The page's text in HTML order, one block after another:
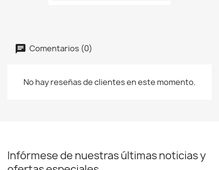
Comentarios (0)
No hay reseñas de clientes en este momento.
Infórmese de nuestras últimas noticias y